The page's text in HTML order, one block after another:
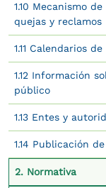
1.10 Mecanismo
quejas y reclamos
1.11 Calendarios
1.12 Información
público
1.13 Entes y
1.14 Publicación
2. Normativa